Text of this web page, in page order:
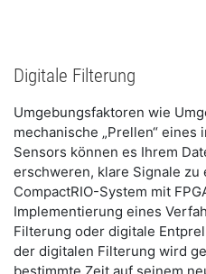
Digitale Filterung
Umgebungsfaktoren wie
mechanische „Prellen“
Sensors können es Ihrem
erschweren, klare Signale zu
CompactRIO-System mit
Implementierung eines
Filterung oder digitale
der digitalen Filterung wird
bestimmte Zeit auf seinem